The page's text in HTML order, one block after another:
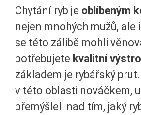
Chytání ryb je oblíbeným
nejen mnohých mužů, ale
se této zálibě mohli
potřebujete kvalitní
základem je rybářský
v této oblasti nováčkem,
přemýšleli nad tím, jaký